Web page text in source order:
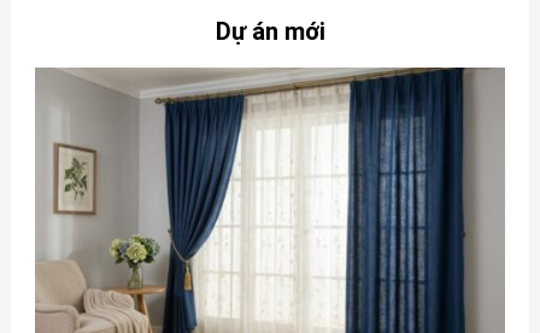
Dự án mới